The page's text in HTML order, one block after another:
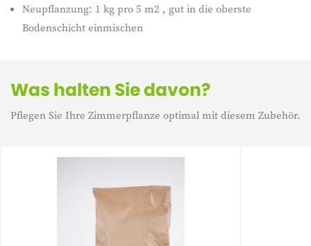
Was halten Sie davon?
Pflegen Sie Ihre Zimmerpflanze optimal mit diesem Zubehör.
Neupflanzung: 1 kg pro 5 m2 , gut in die oberste
Bodenschicht einmischen